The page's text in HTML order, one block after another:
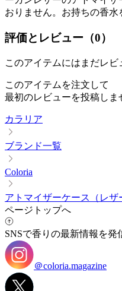
おりません。お持ちの香水
評価とレビュー（0）
このアイテムにはまだレビ
このアイテムを注文して
最初のレビューを投稿しま
カラリア
ブランド一覧
Coloria
アトマイザーケース（レザ
ページトップへ
SNSで香りの最新情報を発
＠coloria.magazine